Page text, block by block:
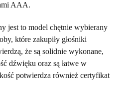
AAA.
jest to model chętnie wybierany
które zakupiły głośniki
że są solidnie wykonane,
dźwięku oraz są łatwe w
potwierdza również certyfikat